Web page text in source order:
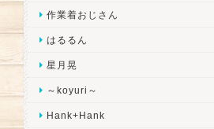
作業着おじさん
はるるん
星月晃
～koyuri～
Hank+Hank